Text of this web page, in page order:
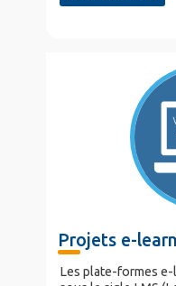
Projets e-
Les plate-formes